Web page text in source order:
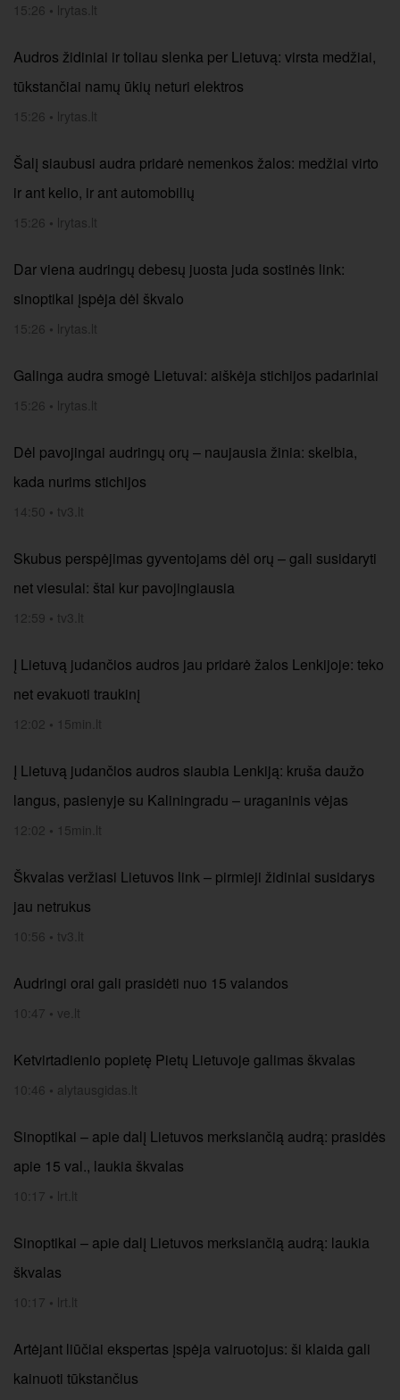
15:26 • lrytas.lt
Audros židiniai ir toliau slenka per Lietuvą: virsta medžiai,
tūkstančiai namų ūkių neturi elektros
15:26 • lrytas.lt
Šalį siaubusi audra pridarė nemenkos žalos: medžiai virto
ir ant kelio, ir ant automobilių
15:26 • lrytas.lt
Dar viena audringų debesų juosta juda sostinės link:
sinoptikai įspėja dėl škvalo
15:26 • lrytas.lt
Galinga audra smogė Lietuvai: aiškėja stichijos padariniai
15:26 • lrytas.lt
Dėl pavojingai audringų orų – naujausia žinia: skelbia,
kada nurims stichijos
14:50 • tv3.lt
Skubus perspėjimas gyventojams dėl orų – gali susidaryti
net viesulai: štai kur pavojingiausia
12:59 • tv3.lt
Į Lietuvą judančios audros jau pridarė žalos Lenkijoje: teko
net evakuoti traukinį
12:02 • 15min.lt
Į Lietuvą judančios audros siaubia Lenkiją: kruša daužo
langus, pasienyje su Kaliningradu – uraganinis vėjas
12:02 • 15min.lt
Škvalas veržiasi Lietuvos link – pirmieji židiniai susidarys
jau netrukus
10:56 • tv3.lt
Audringi orai gali prasidėti nuo 15 valandos
10:47 • ve.lt
Ketvirtadienio popietę Pietų Lietuvoje galimas škvalas
10:46 • alytausgidas.lt
Sinoptikai – apie dalį Lietuvos merksiančią audrą: prasidės
apie 15 val., laukia škvalas
10:17 • lrt.lt
Sinoptikai – apie dalį Lietuvos merksiančią audrą: laukia
škvalas
10:17 • lrt.lt
Artėjant liūčiai ekspertas įspėja vairuotojus: ši klaida gali
kainuoti tūkstančius